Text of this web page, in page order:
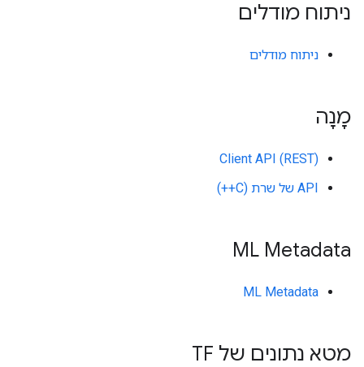
ניתוח מודלים
ניתוח מודלים
מָנָה
Client API (REST)
API של שרת (C++)
ML Metadata
ML Metadata
מטא נתונים של TF